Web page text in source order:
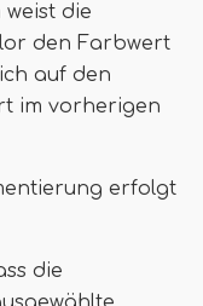
die
den Farbwert
auf den
im vorherigen
erfolgt
die